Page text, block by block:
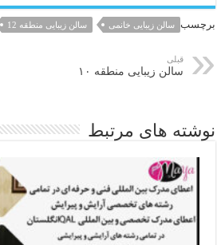
برچسب سالن زیبایی خانمی سالن زیبایی منطقه 12
قبلی
سالن زیبایی منطقه ۱۰
نوشته های مرتبط